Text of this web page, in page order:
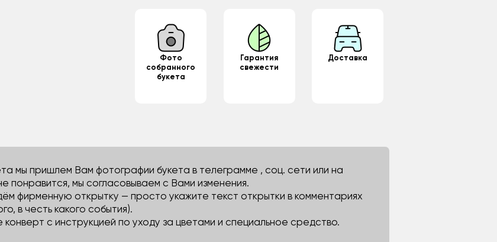
Фото
собранного
букета
Гарантия
свежести
Доставка
мы пришлем Вам фотографии букета в телеграмме , соц. сети или на
понравится, мы согласовываем с Вами изменения.
фирменную открытку — просто укажите текст открытки в комментариях
в честь какого события).
конверт с инструкцией по уходу за цветами и специальное средство.